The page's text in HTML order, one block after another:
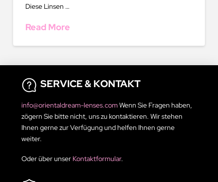
Diese Linsen …
Read More
SERVICE & KONTAKT
info@orientaldream-lenses.comWenn Sie Fragen haben,
zögern Sie bitte nicht, uns zu kontaktieren. Wir stehen
Ihnen gerne zur Verfügung und helfen Ihnen gerne
weiter.
Oder über unser Kontaktformular.